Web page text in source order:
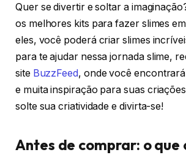
Quer se divertir e soltar a
os melhores kits para fazer slimes
eles, você poderá criar slimes
para te ajudar nessa jornada slime,
site BuzzFeed, onde você
e muita inspiração para suas
solte sua criatividade e divirta-se!
Antes de comprar: o que